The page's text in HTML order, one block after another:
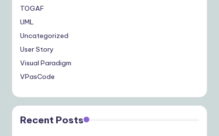
TOGAF
UML
Uncategorized
User Story
Visual Paradigm
VPasCode
Recent Posts